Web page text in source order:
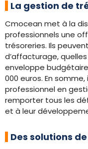
La gestion de
Cmocean met à la
professionnels une
trésoreries. Ils
d’affacturage,
enveloppe budgétaire
000 euros. En
professionnel en
remporter tous les
et à leur
Des solutions